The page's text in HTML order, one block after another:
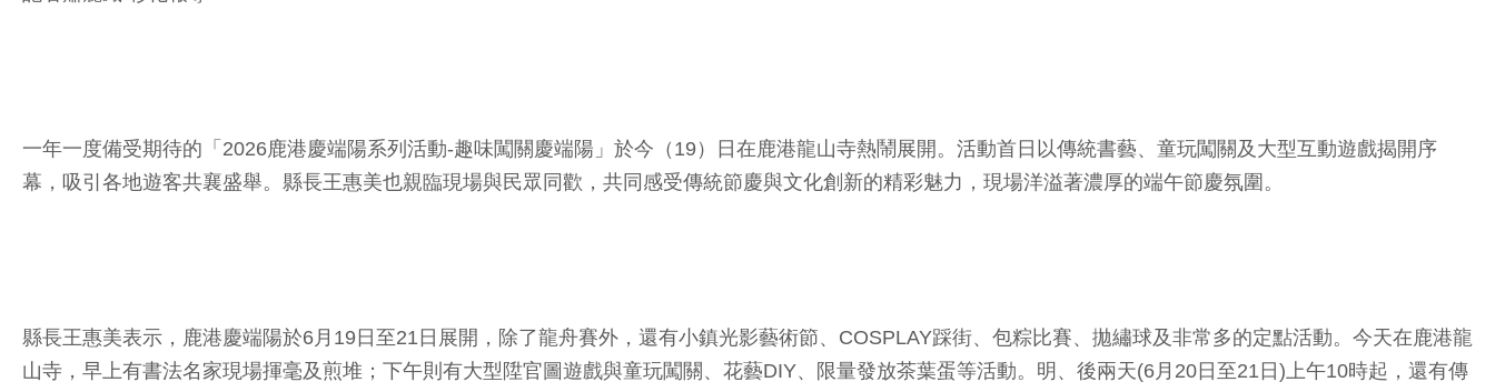
一年一度備受期待的「2026鹿港慶端陽系列活動-趣味闖關慶端陽」於今（19）日在鹿港龍山寺熱鬧展開。活動首日以傳統書藝、童玩闖關及大型互動遊戲揭開序
幕，吸引各地遊客共襄盛舉。縣長王惠美也親臨現場與民眾同歡，共同感受傳統節慶與文化創新的精彩魅力，現場洋溢著濃厚的端午節慶氛圍。
縣長王惠美表示，鹿港慶端陽於6月19日至21日展開，除了龍舟賽外，還有小鎮光影藝術節、COSPLAY踩街、包粽比賽、拋繡球及非常多的定點活動。今天在鹿港龍
山寺，早上有書法名家現場揮毫及煎堆；下午則有大型陞官圖遊戲與童玩闖關、花藝DIY、限量發放茶葉蛋等活動。明、後兩天(6月20日至21日)上午10時起，還有傳